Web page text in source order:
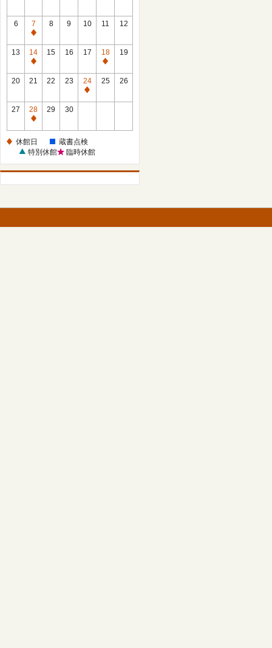
6
7
休
館
日
8 9 10 11 12
13
14
休
館
15 16 17
18
休
館
19
20 21 22 23
24
休
25 26
27
28
休
日
29 30
休館日
蔵書点検
特別休館
臨時休館